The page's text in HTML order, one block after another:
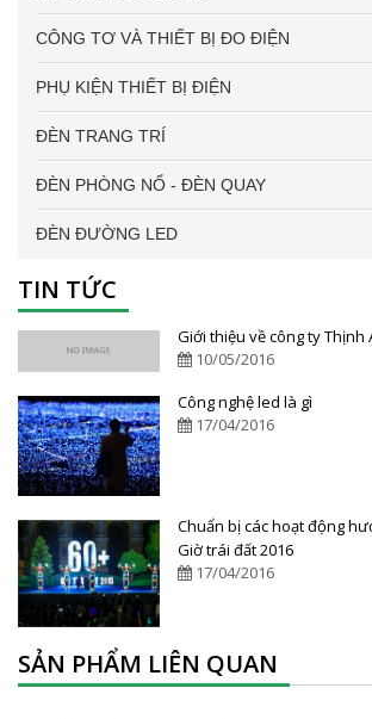
CÔNG TƠ VÀ THIẾT BỊ ĐO ĐIỆN
PHỤ KIỆN THIẾT BỊ ĐIỆN
ĐÈN TRANG TRÍ
ĐÈN PHÒNG NỔ - ĐÈN QUAY
ĐÈN ĐƯỜNG LED
TIN TỨC
Giới thiệu về công ty Thịnh
10/05/2016
Công nghệ led là gì
17/04/2016
Chuẩn bị các hoạt động
Giờ trái đất 2016
17/04/2016
SẢN PHẨM LIÊN QUAN